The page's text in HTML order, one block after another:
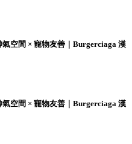
氣空間 × 寵物友善｜Burgerciaga 漢
氣空間 × 寵物友善｜Burgerciaga 漢